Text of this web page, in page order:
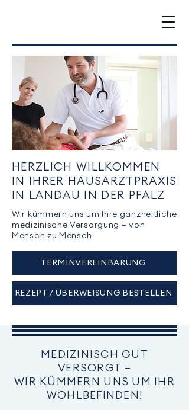
HERZLICH WILLKOMMEN
IN IHRER HAUSARZTPRAXIS
IN LANDAU IN DER PFALZ
Wir kümmern uns um Ihre ganzheitliche
medizinische Versorgung – von
Mensch zu Mensch
TERMINVEREINBARUNG
REZEPT / ÜBERWEISUNG BESTELLEN
MEDIZINISCH GUT
VERSORGT –
WIR KÜMMERN UNS UM IHR
WOHLBEFINDEN!